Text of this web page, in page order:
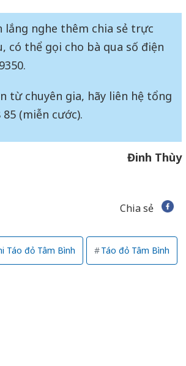
lắng nghe thêm chia sẻ trực
có thể gọi cho bà qua số điện
từ chuyên gia, hãy liên hệ tổng
85 (miễn cước).
Đinh Thùy
Chia sẻ
Táo đỏ Tâm Bình Táo đỏ Tâm Bình